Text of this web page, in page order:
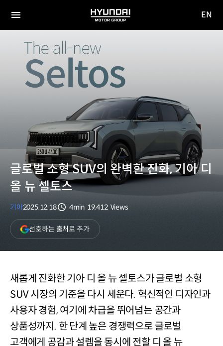
전체
메뉴
HYUNDAI
MOTOR
EN
글로벌 소형 SUV의 완벽한 진화, 기아 디
올 뉴 셀토스
기아2025.12.18
4min 19,412 Views
선호하는 출처로 추가(새
창
열림)
새롭게 진화한 기아 디 올 뉴 셀토스가 글로벌 소형
SUV 시장의 기준을 다시 세운다. 혁신적인 디자인과
사용자 경험, 여기에 차급을 뛰어넘는 공간과
상품성까지. 한 단계 높은 경쟁력으로 글로벌
고객에게 공감과 설렘을 동시에 전할 디 올 뉴